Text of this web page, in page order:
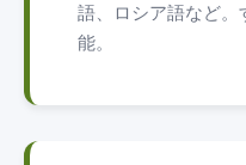
語、ロシア語など
能。